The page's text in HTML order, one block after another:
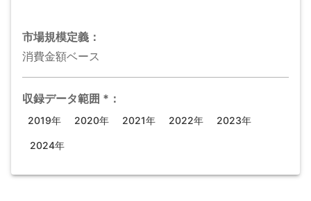
市場規模定義：
消費金額ベース
収録データ範囲 * ：
2019年 2020年 2021年 2022年 2023年
2024年